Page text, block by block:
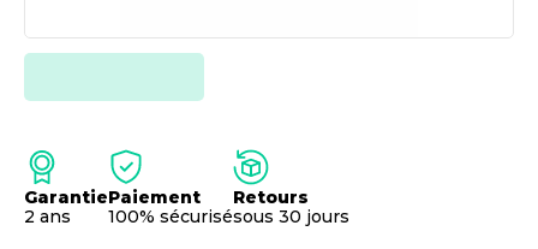
Garantie
2 ans
Paiement
100% sécurisé
Retours
sous 30 jours